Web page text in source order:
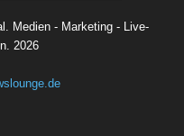
Medien - Marketing - Live-
2026